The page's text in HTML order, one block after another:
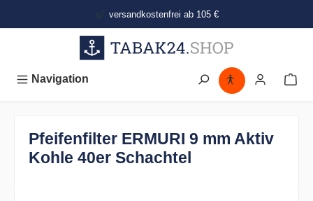
versandkostenfrei ab 105 €
Navigation
Pfeifenfilter ERMURI 9 mm Aktiv
Kohle 40er Schachtel